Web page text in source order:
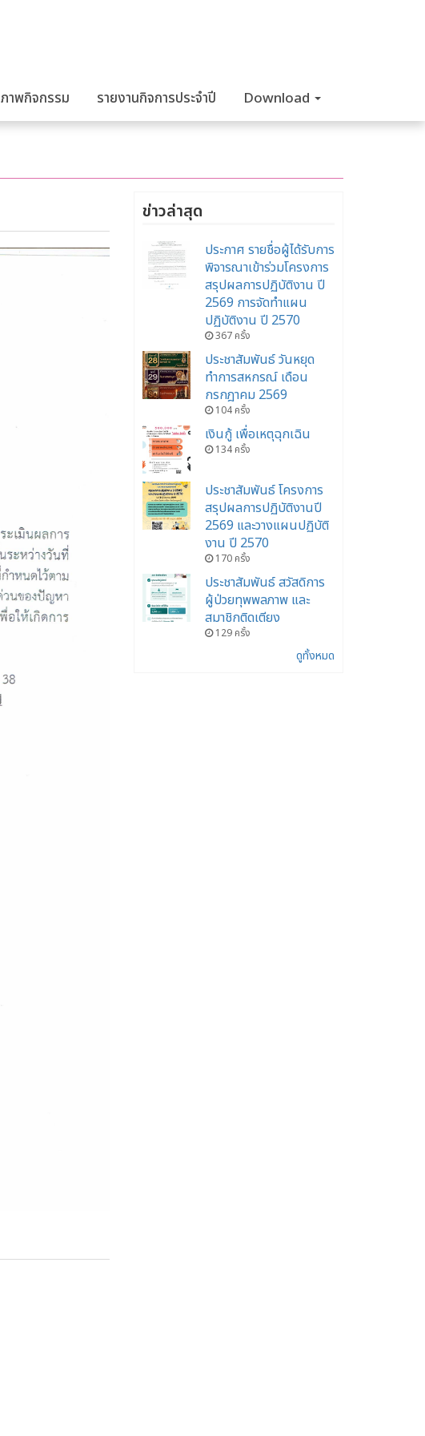
ภาพกิจกรรม รายงานกิจการประจำปี Download
ข่าวล่าสุด
ประกาศ รายชื่อผู้ได้รับการ
พิจารณาเข้าร่วมโครงการ
สรุปผลการปฏิบัติงาน ปี
2569 การจัดทำแผน
ปฏิบัติงาน ปี 2570
367 ครั้ง
ประชาสัมพันธ์ วันหยุด
ทำการสหกรณ์ เดือน
กรกฎาคม 2569
104 ครั้ง
เงินกู้ เพื่อเหตุฉุกเฉิน
134 ครั้ง
ประชาสัมพันธ์ โครงการ
สรุปผลการปฏิบัติงานปี
2569 และวางแผนปฏิบัติ
งาน ปี 2570
170 ครั้ง
ประชาสัมพันธ์ สวัสดิการ
ผู้ป่วยทุพพลภาพ และ
สมาชิกติดเตียง
129 ครั้ง
ดูทั้งหมด